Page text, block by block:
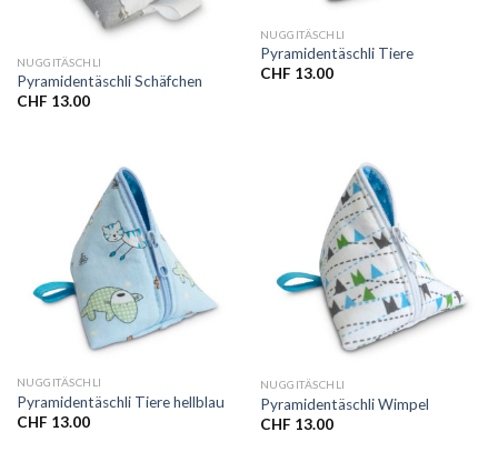
NUGGITÄSCHLI
Pyramidentäschli Schäfchen
CHF 13.00
NUGGITÄSCHLI
Pyramidentäschli Tiere
CHF 13.00
NUGGITÄSCHLI
Pyramidentäschli Tiere hellblau
CHF 13.00
NUGGITÄSCHLI
Pyramidentäschli Wimpel
CHF 13.00